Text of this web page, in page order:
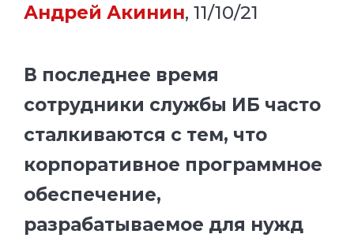
Андрей Акинин, 11/10/21
В последнее время
сотрудники службы ИБ часто
сталкиваются с тем, что
корпоративное программное
обеспечение,
разрабатываемое для нужд